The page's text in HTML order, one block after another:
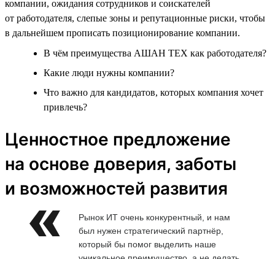
компании, ожидания сотрудников и соискателей
от работодателя, слепые зоны и репутационные риски, чтобы
в дальнейшем прописать позиционирование компании.
В чём преимущества АШАН ТЕХ как работодателя?
Какие люди нужны компании?
Что важно для кандидатов, которых компания хочет
привлечь?
Ценностное предложение
на основе доверия, заботы
и возможностей развития
Рынок ИТ очень конкурентный, и нам
был нужен стратегический партнёр,
который бы помог выделить наше